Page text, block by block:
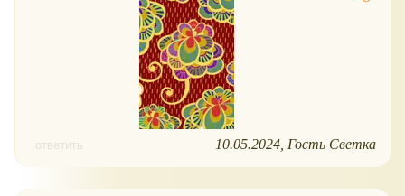
ответить 10.05.2024 Гость Светка